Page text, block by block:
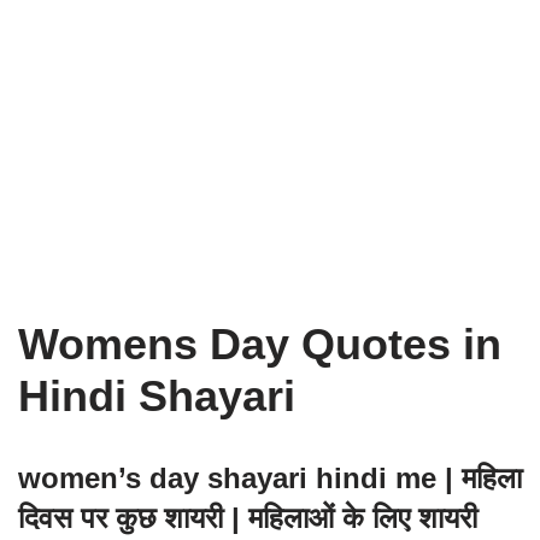
Womens Day Quotes in
Hindi Shayari
women’s day shayari hindi me | महिला
दिवस पर कुछ शायरी | महिलाओं के लिए शायरी